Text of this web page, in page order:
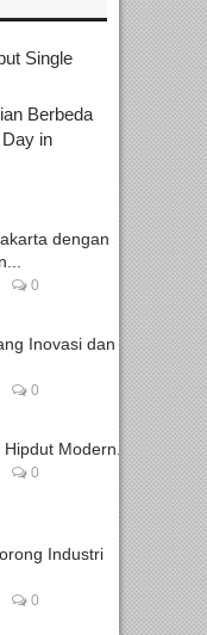
Single
Berbeda
Day in
dengan
0
Inovasi dan
0
Modern...
0
Industri
0